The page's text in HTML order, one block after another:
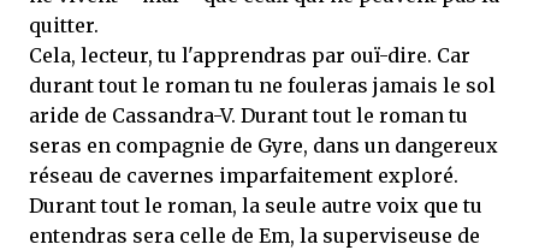
quitter.
Cela, lecteur, tu l'apprendras par ouï-dire. Car
durant tout le roman tu ne fouleras jamais le sol
aride de Cassandra-V. Durant tout le roman tu
seras en compagnie de Gyre, dans un dangereux
réseau de cavernes imparfaitement exploré.
Durant tout le roman, la seule autre voix que tu
entendras sera celle de Em, la superviseuse de